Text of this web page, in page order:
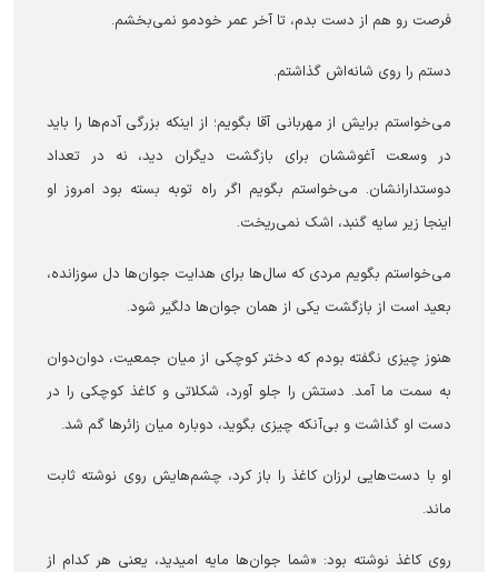
فرصت رو هم از دست بدم، تا آخر عمر خودمو نمی‌بخشم.
دستم را روی شانه‌اش گذاشتم.
می‌خواستم برایش از مهربانی آقا بگویم؛ از اینکه بزرگی آدم‌ها را باید
در وسعت آغوششان برای بازگشت دیگران دید، نه در تعداد
دوستدارانشان. می‌خواستم بگویم اگر راه توبه بسته بود امروز او
اینجا زیر سایه‌ گنبد، اشک نمی‌ریخت.
می‌خواستم بگویم مردی که سال‌ها برای هدایت جوان‌ها دل سوزانده،
بعید است از بازگشت یکی از همان جوان‌ها دلگیر شود.
هنوز چیزی نگفته بودم که دختر کوچکی از میان جمعیت، دوان‌دوان
به سمت ما آمد. دستش را جلو آورد، شکلاتی و کاغذ کوچکی را در
دست او گذاشت و بی‌آنکه چیزی بگوید، دوباره میان زائرها گم شد.
او با دست‌هایی لرزان کاغذ را باز کرد، چشم‌هایش روی نوشته ثابت
ماند.
روی کاغذ نوشته بود: «شما جوان‌ها مایه‌ امیدید، یعنی هر کدام از